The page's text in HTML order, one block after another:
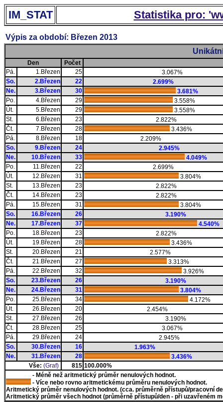
IM_STAT Statistika pro:
Výpis za období: Březen 2013
Den
Počet
Pá.
1.Březen 25
3.067%
So.
2.Březen 22
2.699%
Ne.
3.Březen 30
3.681%
Po.
4.Březen 29
3.558%
Út.
5.Březen 29
3.558%
St.
6.Březen 23
2.822%
Čt.
7.Březen 28
3.436%
Pá.
8.Březen 18
2.209%
So.
9.Březen 24
2.945%
Ne.
10.Březen 33
4.049%
Po.
11.Březen 22
2.699%
Út.
12.Březen 31
3.804%
St.
13.Březen 23
2.822%
Čt.
14.Březen 23
2.822%
Pá.
15.Březen 31
3.804%
So.
16.Březen 26
3.190%
Ne.
17.Březen 37
4.540%
Po.
18.Březen 23
2.822%
Út.
19.Březen 28
3.436%
St.
20.Březen 21
2.577%
Čt.
21.Březen 27
3.313%
Pá.
22.Březen 32
3.926%
So.
23.Březen 26
3.190%
Ne.
24.Březen 31
3.804%
Po.
25.Březen 34
4.172%
Út.
26.Březen 20
2.454%
St.
27.Březen 26
3.190%
Čt.
28.Březen 25
3.067%
Pá.
29.Březen 24
2.945%
So.
30.Březen 16
1.963%
Ne.
31.Březen 28
3.436%
Vše: (Graf) 815 100.000%
- Méně než aritmetický průměr nenulových hodnot.
- Více nebo rovno aritmetickému průměru nenulových hodnot.
Aritmetický průměr nenulových hodnot. (cca. průměrně přístupů/pracovní
Aritmetický průměr všech hodnot (průměrně přístupů/den - při uzavřeném